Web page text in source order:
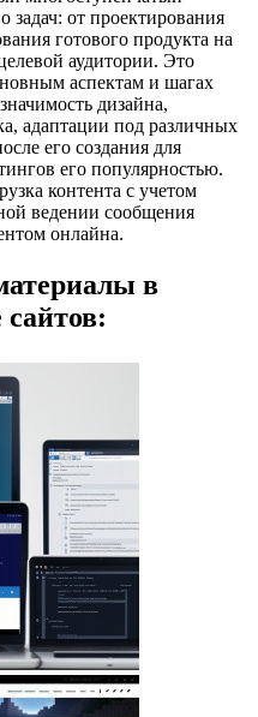
от проектирования
готового продукта на
аудитории. Это
аспектам и шагах
дизайна,
адаптации под различных
его создания для
его популярностью.
контента с учетом
ведении сообщения
онлайна.
в